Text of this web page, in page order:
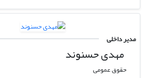
مدیر داخلی
مهدی حسنوند
حقوق عمومی